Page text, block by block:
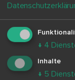
Melden Sie
Dario Nassal
↓ 4
Inhalte
↓ 5